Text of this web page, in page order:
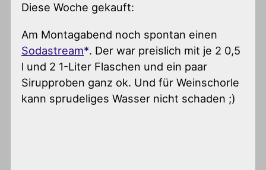
Diese Woche gekauft:
Am Montagabend noch spontan einen
Sodastream . Der war preislich mit je 2 0,5
l und 2 1-Liter Flaschen und ein paar
Sirupproben ganz ok. Und für Weinschorle
kann sprudeliges Wasser nicht schaden ;)